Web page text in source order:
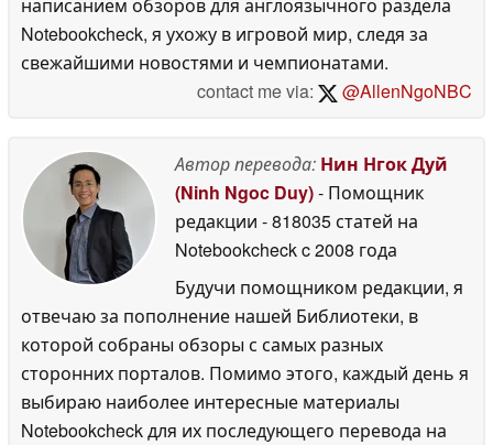
написанием обзоров для англоязычного раздела
Notebookcheck, я ухожу в игровой мир, следя за
свежайшими новостями и чемпионатами.
contact me via:
@AllenNgoNBC
Автор перевода: Нин Нгок Дуй
(Ninh Ngoc Duy)- Помощник
редакции - 818035 статей на
Notebookcheckc 2008 года
Будучи помощником редакции, я
отвечаю за пополнение нашей Библиотеки, в
которой собраны обзоры с самых разных
сторонних порталов. Помимо этого, каждый день я
выбираю наиболее интересные материалы
Notebookcheck для их последующего перевода на